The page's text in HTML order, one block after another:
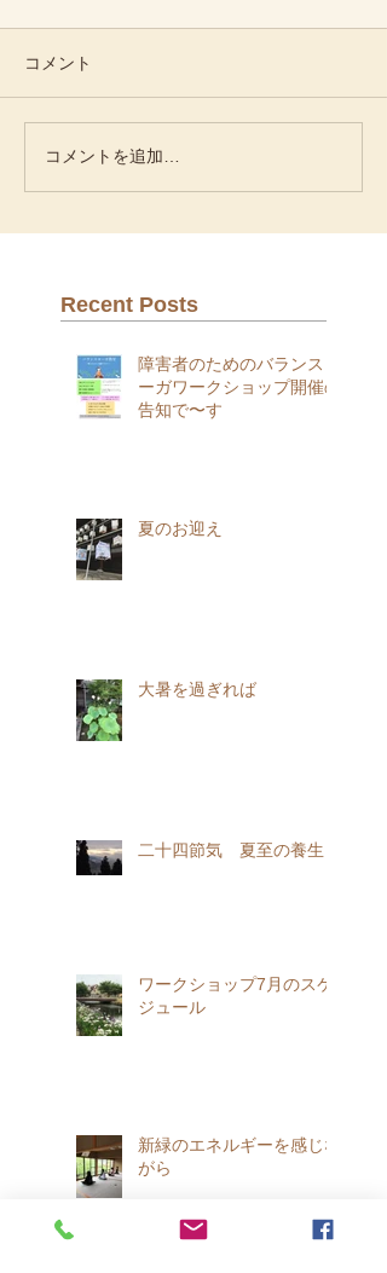
コメント
コメントを追加…
Recent Posts
障害者のためのバランスヨ
ーガワークショップ開催の
告知で〜す
夏のお迎え
大暑を過ぎれば
二十四節気 夏至の養生
ワークショップ7月のスケ
ジュール
新緑のエネルギーを感じな
がら